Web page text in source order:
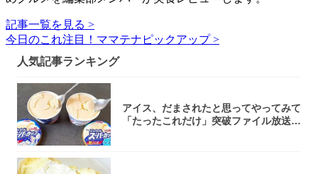
記事一覧を見る >
今日のこれ注目！ママテナピックアップ >
人気記事ランキング
アイス、だまされたと思ってやってみて
「たったこれだけ」突破ファイル放送で